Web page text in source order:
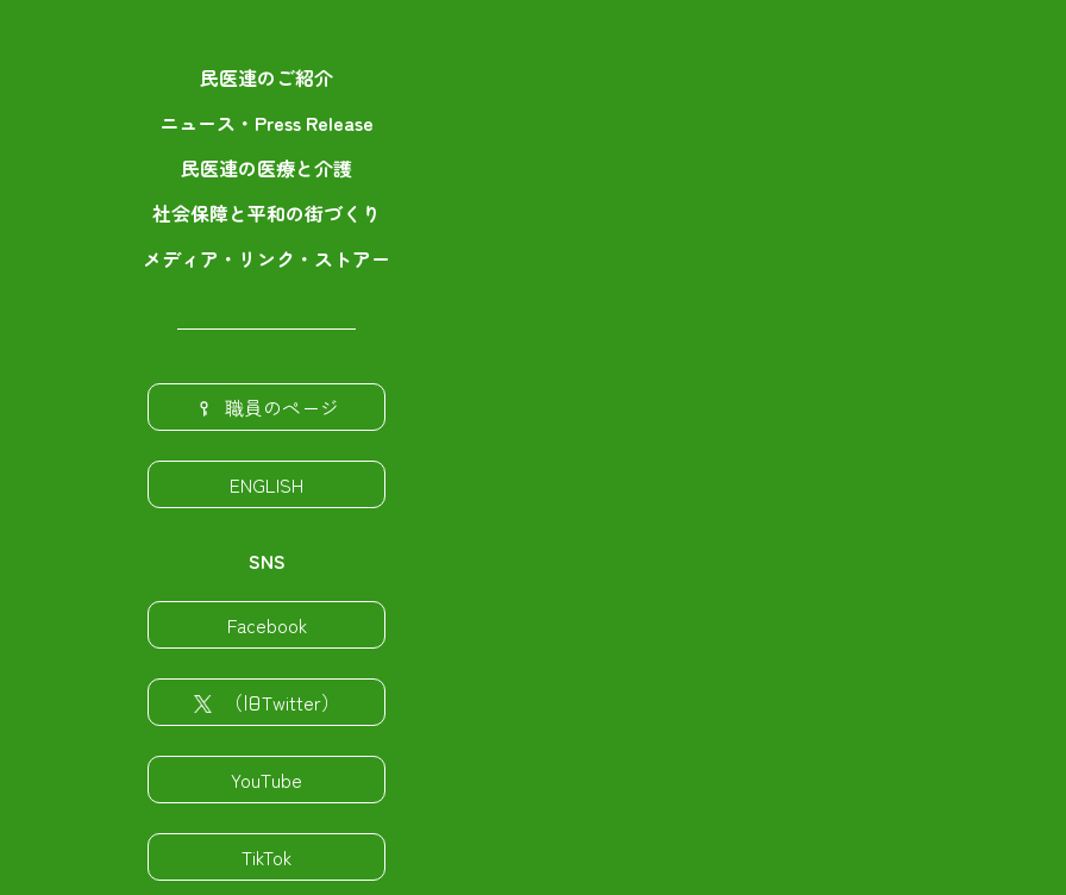
民医連のご紹介
ニュース・Press Release
民医連の医療と介護
社会保障と平和の街づくり
メディア・リンク・ストアー
職員のページ
ENGLISH
SNS
Facebook
（旧Twitter）
YouTube
TikTok